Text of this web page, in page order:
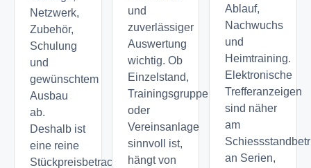
Netzwerk,
Zubehör,
Schulung
und
gewünschtem
Ausbau
ab.
Deshalb ist
eine reine
Stückpreisbetrachtung
und
zuverlässiger
Auswertung
wichtig. Ob
Einzelstand,
Trainingsgruppe
oder
Vereinsanlage
sinnvoll ist,
hängt von
Ablauf,
Nachwuchs
und
Heimtraining.
Elektronische
Trefferanzeigen
sind näher
am
an Serien,